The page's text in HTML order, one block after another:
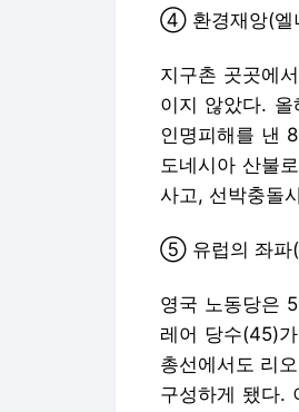
④ 환경재앙(엘
지구촌 곳곳에
이지 않았다.
인명피해를 낸
도네시아 산불
사고, 선박충돌
⑤ 유럽의 좌파(
영국 노동당은
레어 당수(45)
총선에서도 리
구성하게 됐다.